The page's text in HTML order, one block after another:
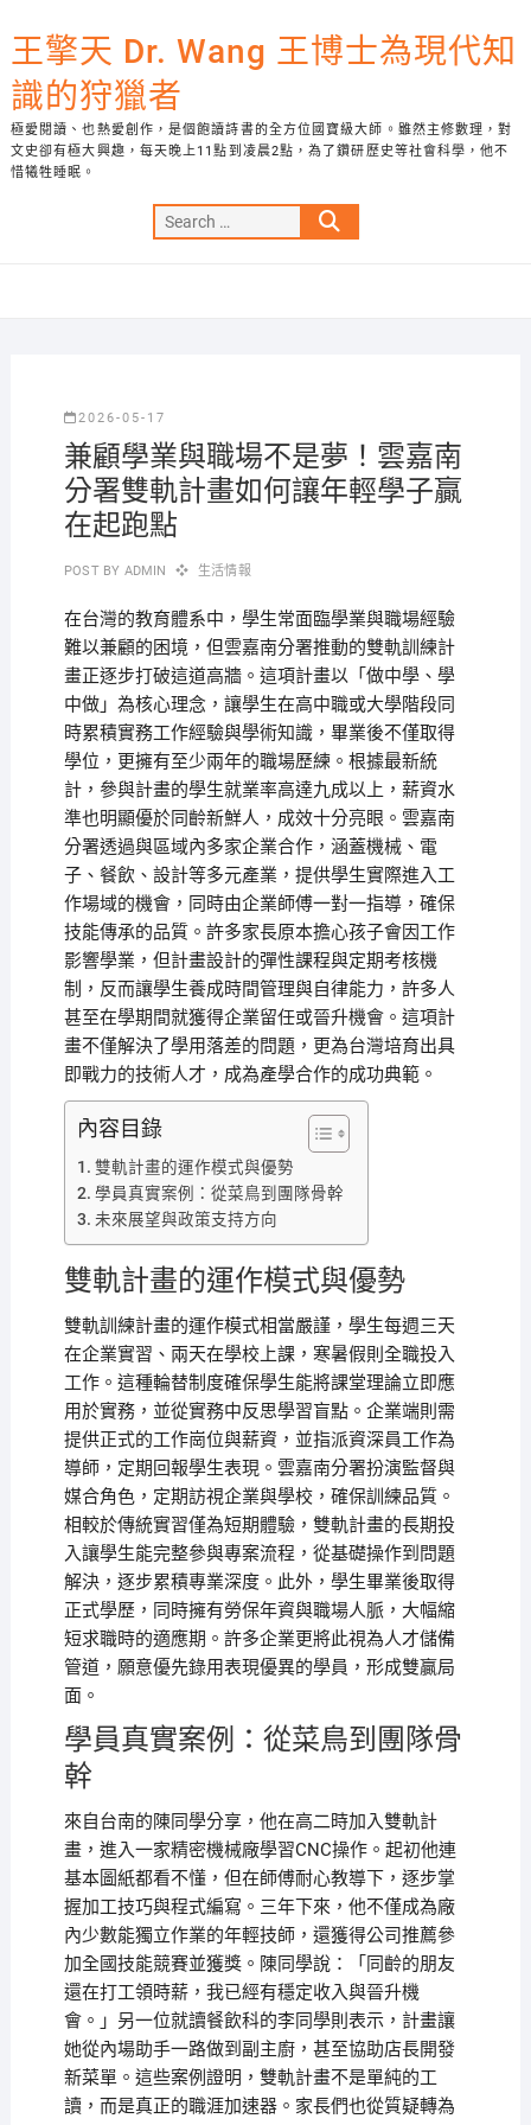
to
content
王擎天 Dr. Wang 王博士為現代知
識的狩獵者
極愛閱讀、也熱愛創作，是個飽讀詩書的全方位國寶級大師。雖然主修數理，對
文史卻有極大興趣，每天晚上11點到凌晨2點，為了鑽研歷史等社會科學，他不
惜犧牲睡眠。
Search
…
2026-05-17
兼顧學業與職場不是夢！雲嘉南
分署雙軌計畫如何讓年輕學子贏
在起跑點
POST BY ADMIN 生活情報
在台灣的教育體系中，學生常面臨學業與職場經驗
難以兼顧的困境，但雲嘉南分署推動的雙軌訓練計
畫正逐步打破這道高牆。這項計畫以「做中學、學
中做」為核心理念，讓學生在高中職或大學階段同
時累積實務工作經驗與學術知識，畢業後不僅取得
學位，更擁有至少兩年的職場歷練。根據最新統
計，參與計畫的學生就業率高達九成以上，薪資水
準也明顯優於同齡新鮮人，成效十分亮眼。雲嘉南
分署透過與區域內多家企業合作，涵蓋機械、電
子、餐飲、設計等多元產業，提供學生實際進入工
作場域的機會，同時由企業師傅一對一指導，確保
技能傳承的品質。許多家長原本擔心孩子會因工作
影響學業，但計畫設計的彈性課程與定期考核機
制，反而讓學生養成時間管理與自律能力，許多人
甚至在學期間就獲得企業留任或晉升機會。這項計
畫不僅解決了學用落差的問題，更為台灣培育出具
即戰力的技術人才，成為產學合作的成功典範。
內容目錄
雙軌計畫的運作模式與優勢
學員真實案例：從菜鳥到團隊骨幹
未來展望與政策支持方向
雙軌計畫的運作模式與優勢
雙軌訓練計畫的運作模式相當嚴謹，學生每週三天
在企業實習、兩天在學校上課，寒暑假則全職投入
工作。這種輪替制度確保學生能將課堂理論立即應
用於實務，並從實務中反思學習盲點。企業端則需
提供正式的工作崗位與薪資，並指派資深員工作為
導師，定期回報學生表現。雲嘉南分署扮演監督與
媒合角色，定期訪視企業與學校，確保訓練品質。
相較於傳統實習僅為短期體驗，雙軌計畫的長期投
入讓學生能完整參與專案流程，從基礎操作到問題
解決，逐步累積專業深度。此外，學生畢業後取得
正式學歷，同時擁有勞保年資與職場人脈，大幅縮
短求職時的適應期。許多企業更將此視為人才儲備
管道，願意優先錄用表現優異的學員，形成雙贏局
面。
學員真實案例：從菜鳥到團隊骨
幹
來自台南的陳同學分享，他在高二時加入雙軌計
畫，進入一家精密機械廠學習CNC操作。起初他連
基本圖紙都看不懂，但在師傅耐心教導下，逐步掌
握加工技巧與程式編寫。三年下來，他不僅成為廠
內少數能獨立作業的年輕技師，還獲得公司推薦參
加全國技能競賽並獲獎。陳同學說：「同齡的朋友
還在打工領時薪，我已經有穩定收入與晉升機
會。」另一位就讀餐飲科的李同學則表示，計畫讓
她從內場助手一路做到副主廚，甚至協助店長開發
新菜單。這些案例證明，雙軌計畫不是單純的工
讀，而是真正的職涯加速器。家長們也從質疑轉為